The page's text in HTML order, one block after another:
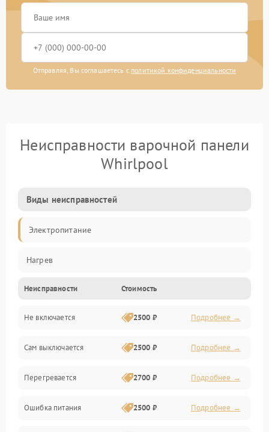
Отправляя, Вы соглашаетесь с политикой конфиденциальности
Неисправности варочной панели
Whirlpool
Виды неисправностей
Электропитание
Нагрев
Неисправности Стоимость
Не включается 2500 ₽ Подробнее →
Сам выключается 2500 ₽ Подробнее →
Перегревается 2700 ₽ Подробнее →
Ошибка питания 2500 ₽ Подробнее →